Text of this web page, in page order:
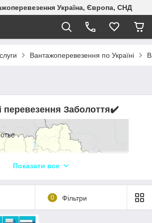
Україна, Європа, СНД
Вантажоперевезення по Україні
перевезення Заболоття✔️
Показати все
0 Фільтри